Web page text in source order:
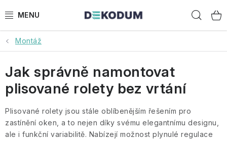
na
ROLETY
GARNÝŽE
ROLETY NA STŘEŠNÍ OKNA
PLISOVANÉ ROLETY
Montáž
Jak správně namontovat
plisované rolety bez vrtání
Plisované rolety jsou stále oblíbenějším řešením pro
zastínění oken, a to nejen díky svému elegantnímu designu,
ale i funkční variabilitě. Nabízejí možnost plynulé regulace